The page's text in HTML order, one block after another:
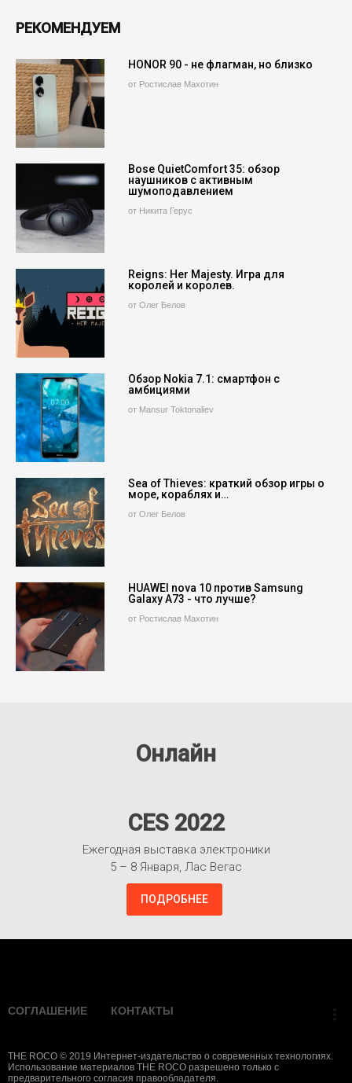
РЕКОМЕНДУЕМ
HONOR 90 - не флагман, но близко
от Ростислав Махотин
Bose QuietComfort 35: обзор
наушников с активным
шумоподавлением
от Никита Герус
Reigns: Her Majesty. Игра для
королей и королев.
от Олег Белов
Обзор Nokia 7.1: смартфон с
амбициями
от Mansur Toktonaliev
Sea of Thieves: краткий обзор игры о
море, кораблях и…
от Олег Белов
HUAWEI nova 10 против Samsung
Galaxy A73 - что лучше?
от Ростислав Махотин
Онлайн
CES 2022
Ежегодная выставка электроники
5 – 8 Января, Лас Вегас
ПОДРОБНЕЕ
СОГЛАШЕНИЕ КОНТАКТЫ
THE ROCO © 2019 Интернет-издательство о современных технологиях.
Использование материалов THE ROCO разрешено только с
предварительного согласия правообладателя.